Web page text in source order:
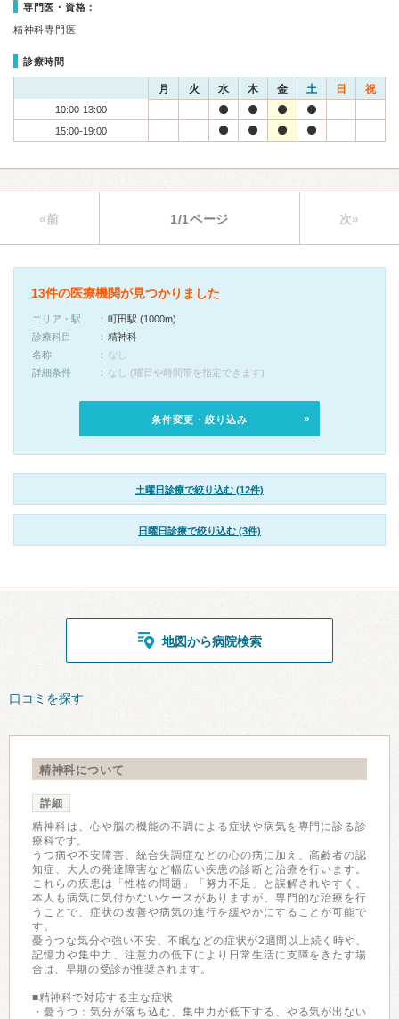
専門医・資格：
精神科専門医
診療時間
月 火 水 木 金 土 日 祝
10:00-13:00
15:00-19:00
«前 1/1ページ 次»
13件の医療機関が見つかりました
エリア・駅
町田駅 (1000m)
診療科目
精神科
名称
なし
詳細条件
なし (曜日や時間帯を指定できます)
条件変更・絞り込み
土曜日診療で絞り込む (12件)
日曜日診療で絞り込む (3件)
地図から病院検索
口コミを探す
精神科について
詳細
精神科は、心や脳の機能の不調による症状や病気を専門に診る診
療科です。
うつ病や不安障害、統合失調症などの心の病に加え、高齢者の認
知症、大人の発達障害など幅広い疾患の診断と治療を行います。
これらの疾患は「性格の問題」「努力不足」と誤解されやすく、
本人も病気に気付かないケースがありますが、専門的な治療を行
うことで、症状の改善や病気の進行を緩やかにすることが可能で
す。
憂うつな気分や強い不安、不眠などの症状が2週間以上続く時や、
記憶力や集中力、注意力の低下により日常生活に支障をきたす場
合は、早期の受診が推奨されます。
■精神科で対応する主な症状
・憂うつ：気分が落ち込む、集中力が低下する、やる気が出ない